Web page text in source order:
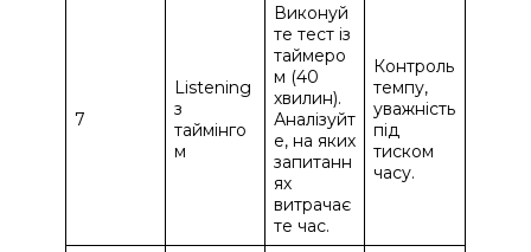
7
Listening
з
таймінго
м
Виконуй
те тест із
таймеро
м (40
хвилин).
Аналізуйт
е, на яких
запитанн
ях
витрачає
те час.
Контроль
темпу,
уважність
під
тиском
часу.